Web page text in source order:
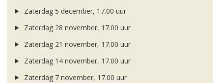
Zaterdag 5 december, 17.00 uur
Zaterdag 28 november, 17.00 uur
Zaterdag 21 november, 17.00 uur
Zaterdag 14 november, 17.00 uur
Zaterdag 7 november, 17.00 uur